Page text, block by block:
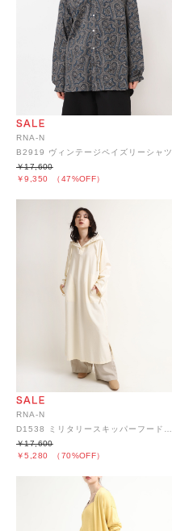
RNA-N
B2919 ヴィンテージペイズリーシャツ
￥9,350 （47%OFF）
￥17,600
RNA-N
￥5,280 （70%OFF）
￥17,600